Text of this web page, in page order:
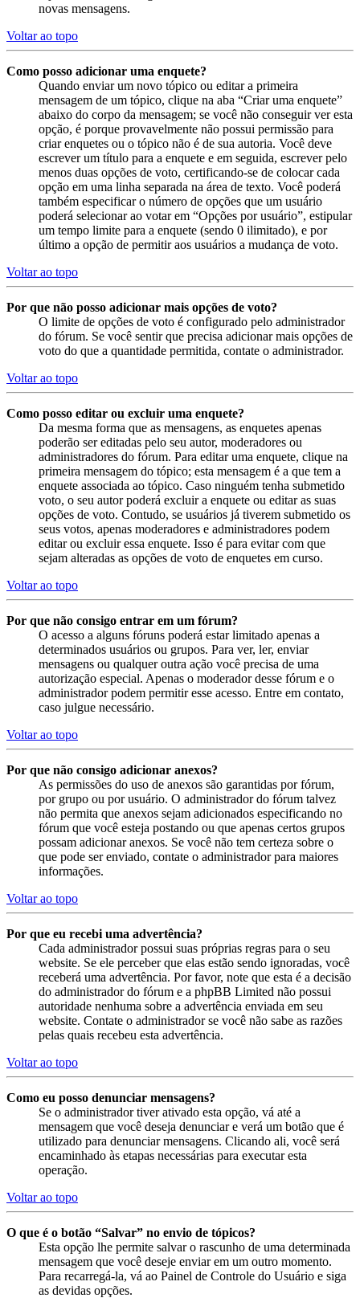
novas mensagens.
Voltar ao topo
Como posso adicionar uma enquete?
Quando enviar um novo tópico ou editar a primeira
mensagem de um tópico, clique na aba “Criar uma enquete”
abaixo do corpo da mensagem; se você não conseguir ver esta
opção, é porque provavelmente não possui permissão para
criar enquetes ou o tópico não é de sua autoria. Você deve
escrever um título para a enquete e em seguida, escrever pelo
menos duas opções de voto, certificando-se de colocar cada
opção em uma linha separada na área de texto. Você poderá
também especificar o número de opções que um usuário
poderá selecionar ao votar em “Opções por usuário”, estipular
um tempo limite para a enquete (sendo 0 ilimitado), e por
último a opção de permitir aos usuários a mudança de voto.
Voltar ao topo
Por que não posso adicionar mais opções de voto?
O limite de opções de voto é configurado pelo administrador
do fórum. Se você sentir que precisa adicionar mais opções de
voto do que a quantidade permitida, contate o administrador.
Voltar ao topo
Como posso editar ou excluir uma enquete?
Da mesma forma que as mensagens, as enquetes apenas
poderão ser editadas pelo seu autor, moderadores ou
administradores do fórum. Para editar uma enquete, clique na
primeira mensagem do tópico; esta mensagem é a que tem a
enquete associada ao tópico. Caso ninguém tenha submetido
voto, o seu autor poderá excluir a enquete ou editar as suas
opções de voto. Contudo, se usuários já tiverem submetido os
seus votos, apenas moderadores e administradores podem
editar ou excluir essa enquete. Isso é para evitar com que
sejam alteradas as opções de voto de enquetes em curso.
Voltar ao topo
Por que não consigo entrar em um fórum?
O acesso a alguns fóruns poderá estar limitado apenas a
determinados usuários ou grupos. Para ver, ler, enviar
mensagens ou qualquer outra ação você precisa de uma
autorização especial. Apenas o moderador desse fórum e o
administrador podem permitir esse acesso. Entre em contato,
caso julgue necessário.
Voltar ao topo
Por que não consigo adicionar anexos?
As permissões do uso de anexos são garantidas por fórum,
por grupo ou por usuário. O administrador do fórum talvez
não permita que anexos sejam adicionados especificando no
fórum que você esteja postando ou que apenas certos grupos
possam adicionar anexos. Se você não tem certeza sobre o
que pode ser enviado, contate o administrador para maiores
informações.
Voltar ao topo
Por que eu recebi uma advertência?
Cada administrador possui suas próprias regras para o seu
website. Se ele perceber que elas estão sendo ignoradas, você
receberá uma advertência. Por favor, note que esta é a decisão
do administrador do fórum e a phpBB Limited não possui
autoridade nenhuma sobre a advertência enviada em seu
website. Contate o administrador se você não sabe as razões
pelas quais recebeu esta advertência.
Voltar ao topo
Como eu posso denunciar mensagens?
Se o administrador tiver ativado esta opção, vá até a
mensagem que você deseja denunciar e verá um botão que é
utilizado para denunciar mensagens. Clicando ali, você será
encaminhado às etapas necessárias para executar esta
operação.
Voltar ao topo
O que é o botão “Salvar” no envio de tópicos?
Esta opção lhe permite salvar o rascunho de uma determinada
mensagem que você deseje enviar em um outro momento.
Para recarregá-la, vá ao Painel de Controle do Usuário e siga
as devidas opções.